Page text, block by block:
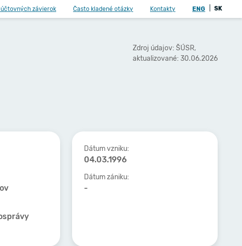
závierok Často kladené otázky Kontakty ENG SK
Zdroj údajov: ŠÚSR,
aktualizované: 30.06.2026
Dátum vzniku:
04.03.1996
Dátum zániku:
-